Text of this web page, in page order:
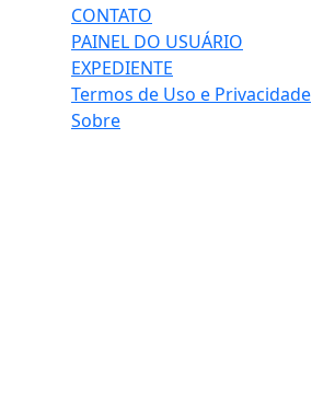
CONTATO
PAINEL DO USUÁRIO
EXPEDIENTE
Termos de Uso e Privacidade
Sobre